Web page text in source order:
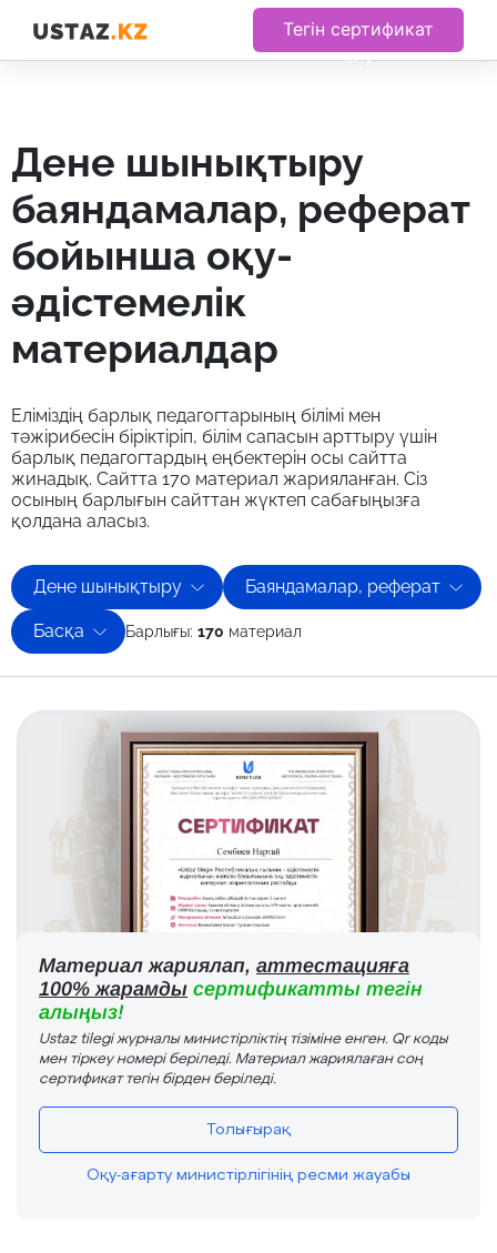
Тегін сертификат
алу
дене шынықтыру
баяндамалар, реферат
бойынша оқу-
әдістемелік
материалдар
Еліміздің барлық педагогтарының білімі мен
тәжірибесін біріктіріп, білім сапасын арттыру үшін
барлық педагогтардың еңбектерін осы сайтта
жинадық. Сайтта 170 материал жарияланған. Сіз
осының барлығын сайттан жүктеп сабағыңызға
қолдана аласыз.
Дене шынықтыру Баяндамалар, реферат
Басқа Барлығы: 170 материал
Материал жариялап, аттестацияға
100% жарамды сертификатты тегін
алыңыз!
Ustaz tilegi журналы министірліктің тізіміне енген. Qr коды
мен тіркеу номері беріледі. Материал жариялаған соң
сертификат тегін бірден беріледі.
Толығырақ
Оқу-ағарту министірлігінің ресми жауабы